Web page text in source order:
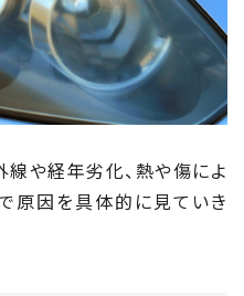
線や経年劣化、熱や傷によ
原因を具体的に見ていき